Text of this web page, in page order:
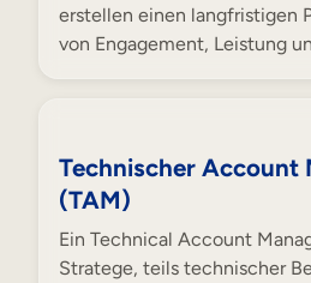
erstellen einen langfristigen
von Engagement, Leistung
Technischer Account
(TAM)
Ein Technical Account
Stratege, teils technischer